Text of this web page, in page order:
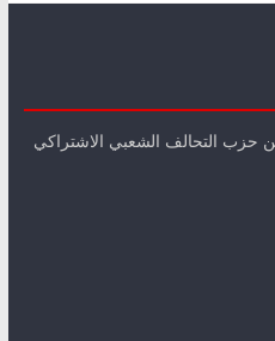
حزب التحالف الشعبي الاشتراكي